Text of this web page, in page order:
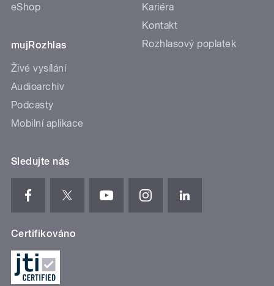
eShop
mujRozhlas
Živé vysílání
Audioarchiv
Podcasty
Mobilní aplikace
Kariéra
Kontakt
Rozhlasový poplatek
Sledujte nás
Certifikováno